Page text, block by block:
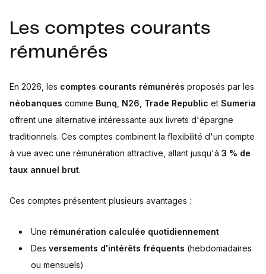
Les comptes courants
rémunérés
En 2026, les comptes courants rémunérés proposés par les
néobanques comme Bunq N26 Trade Republic et Sumeria
offrent une alternative intéressante aux livrets d'épargne
traditionnels. Ces comptes combinent la flexibilité d'un compte
à vue avec une rémunération attractive, allant jusqu'à 3 % de
taux annuel brut.
Ces comptes présentent plusieurs avantages :
Une rémunération calculée quotidiennement
Des versements d'intérêts fréquents (hebdomadaires
ou mensuels)